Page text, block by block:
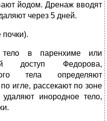
йодом. Дренаж вводят
через 5 дней.
почки).
тело в паренхиме или
дос­туп Федорова,
тела определяют
игле, рассекают по зоне
удаляют инород­ное тело,